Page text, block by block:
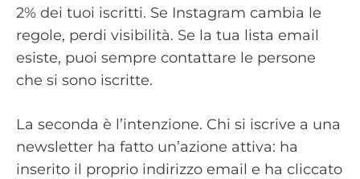
2% dei tuoi iscritti. Se Instagram cambia le
regole, perdi visibilità. Se la tua lista email
esiste, puoi sempre contattare le persone
che si sono iscritte.
La seconda è l’intenzione. Chi si iscrive a una
newsletter ha fatto un’azione attiva: ha
inserito il proprio indirizzo email e ha cliccato